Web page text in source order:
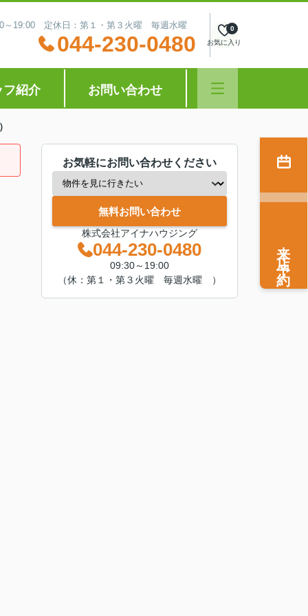
～19:00 定休日：第１・第３火曜 毎週水曜
044-230-0480 お気に入り
0
フ紹介 お問い合わせ
お気軽にお問い合わせください
無料お問い合わせ
株式会社アイナハウジング
044-230-0480
09:30～19:00
（休：第１・第３火曜 毎週水曜 ）
来店予約